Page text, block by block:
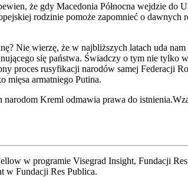
że gdy Macedonia Północna wejdzie do
rodzinie pomoże zapomnieć o dawnych
Nie wierzę, że w najbliższych latach uda nam
się państwa. Świadczy o tym nie tylko
proces rusyfikacji narodów samej Federacji
mięsa armatniego Putina.
Kreml odmawia prawa do
w programie Visegrad Insight, Fundacji
w Fundacji Res Publica.